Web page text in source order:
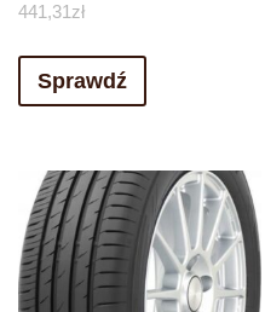
441,31 zł
Sprawdź